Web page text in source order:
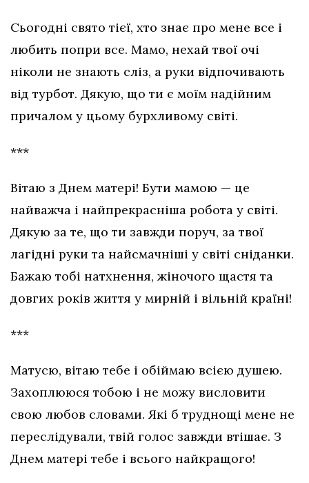
Сьогодні свято тієї, хто знає про мене все і
любить попри все. Мамо, нехай твої очі
ніколи не знають сліз, а руки відпочивають
від турбот. Дякую, що ти є моїм надійним
причалом у цьому бурхливому світі.
***
Вітаю з Днем матері! Бути мамою — це
найважча і найпрекрасніша робота у світі.
Дякую за те, що ти завжди поруч, за твої
лагідні руки та найсмачніші у світі сніданки.
Бажаю тобі натхнення, жіночого щастя та
довгих років життя у мирній і вільній країні!
***
Матусю, вітаю тебе і обіймаю всією душею.
Захоплююся тобою і не можу висловити
свою любов словами. Які б труднощі мене не
переслідували, твій голос завжди втішає. З
Днем матері тебе і всього найкращого!